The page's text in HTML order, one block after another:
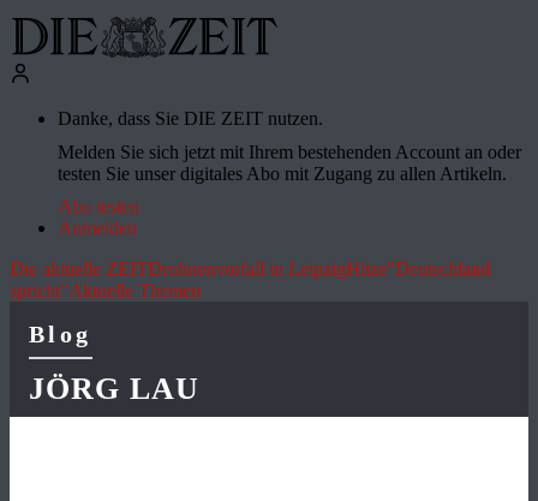
Danke, dass Sie DIE ZEIT nutzen.
Melden Sie sich jetzt mit Ihrem bestehenden Account an oder
testen Sie unser digitales Abo mit Zugang zu allen Artikeln.
Abo testen
Anmelden
Die aktuelle ZEITDrohnenvorfall in LeipzigHitze"Deutschland
spricht"Aktuelle Themen
Blog
JÖRG LAU